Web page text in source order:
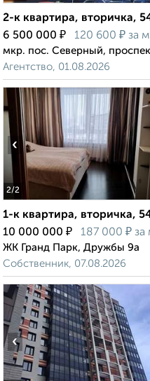
2-к квартира, вторичка,
6 500 000 ₽ 120 600 ₽ за
мкр. пос. Северный,
Агентство, 01.08.2026
2/2
‹
1-к квартира, вторичка,
10 000 000 ₽ 187 000 ₽ за
ЖК Гранд Парк, Дружбы 9а
Собственник, 07.08.2026
‹